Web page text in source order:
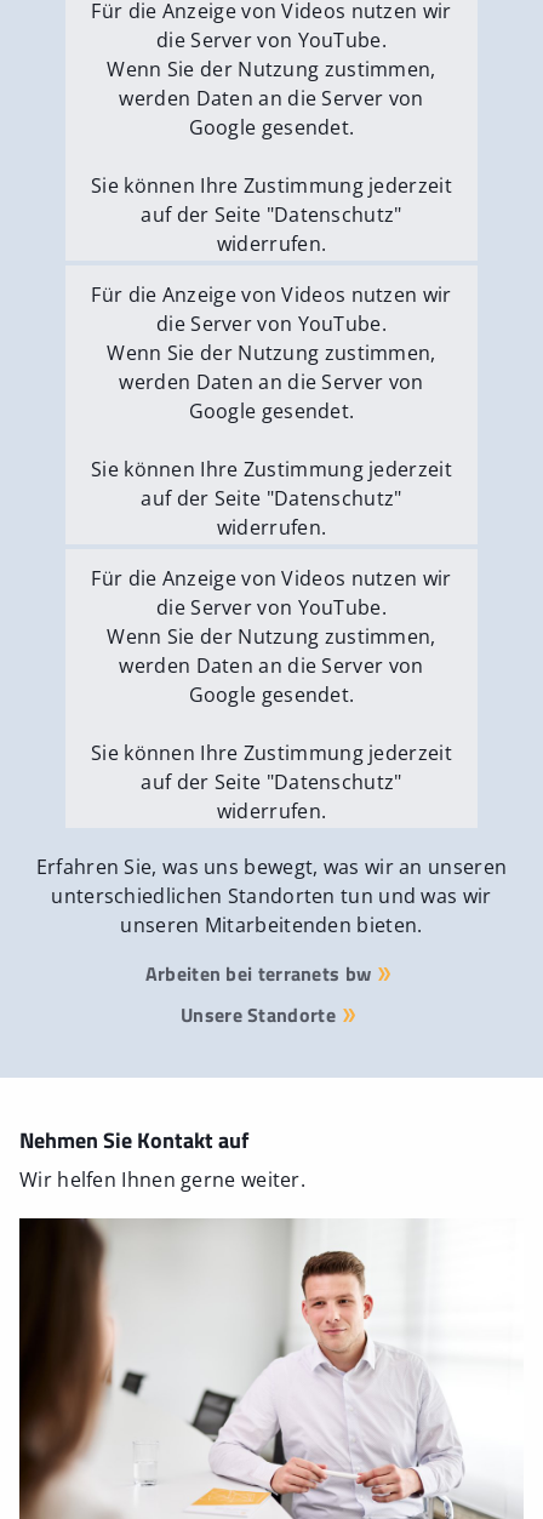
Für die Anzeige von Videos nutzen wir
die Server von YouTube.
Wenn Sie der Nutzung zustimmen,
werden Daten an die Server von
Google gesendet.
Sie können Ihre Zustimmung jederzeit
auf der Seite "Datenschutz"
widerrufen.
Externe Medien erlauben
Für die Anzeige von Videos nutzen wir
die Server von YouTube.
Wenn Sie der Nutzung zustimmen,
werden Daten an die Server von
Google gesendet.
Sie können Ihre Zustimmung jederzeit
auf der Seite "Datenschutz"
widerrufen.
Externe Medien erlauben
Für die Anzeige von Videos nutzen wir
die Server von YouTube.
Wenn Sie der Nutzung zustimmen,
werden Daten an die Server von
Google gesendet.
Sie können Ihre Zustimmung jederzeit
auf der Seite "Datenschutz"
widerrufen.
Externe Medien erlauben
Erfahren Sie, was uns bewegt, was wir an unseren
unterschiedlichen Standorten tun und was wir
unseren Mitarbeitenden bieten.
Arbeiten bei terranets bw
Unsere Standorte
Nehmen Sie Kontakt auf
Wir helfen Ihnen gerne weiter.